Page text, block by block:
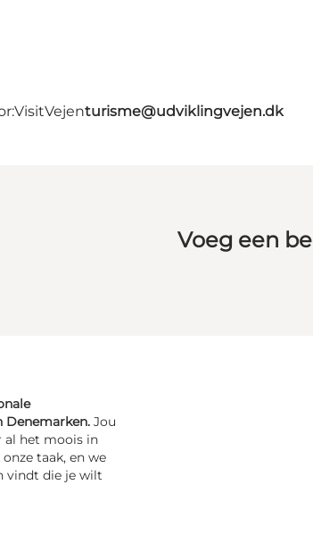
VisitVejenturisme@udviklingvejen.dk
Voeg een
Denemarken. Jou
al het moois in
taak, en we
vindt die je wilt